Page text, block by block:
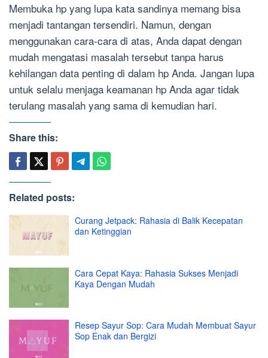
Membuka hp yang lupa kata sandinya memang bisa
menjadi tantangan tersendiri. Namun, dengan
menggunakan cara-cara di atas, Anda dapat dengan
mudah mengatasi masalah tersebut tanpa harus
kehilangan data penting di dalam hp Anda. Jangan lupa
untuk selalu menjaga keamanan hp Anda agar tidak
terulang masalah yang sama di kemudian hari.
Share this:
Related posts:
Curang Jetpack: Rahasia di Balik Kecepatan
dan Ketinggian
Cara Cepat Kaya: Rahasia Sukses Menjadi
Kaya Dengan Mudah
Resep Sayur Sop: Cara Mudah Membuat Sayur
Sop Enak dan Bergizi